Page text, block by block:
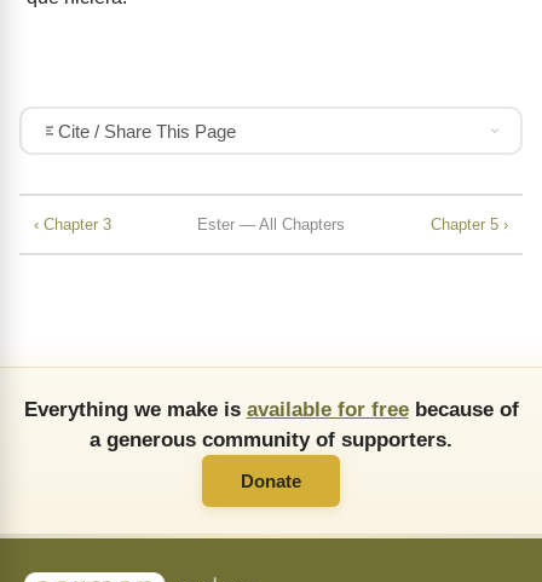
Cite / Share This Page
‹ Chapter 3 Ester — All Chapters Chapter 5 ›
Everything we make is available for freebecause of
a generous community of supporters.
Donate